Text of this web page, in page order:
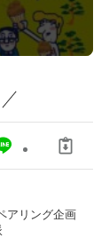
アリング企画